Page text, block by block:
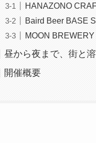
HANAZONO
Baird Beer BASE
MOON BREWERY
昼から夜まで、街と
開催概要